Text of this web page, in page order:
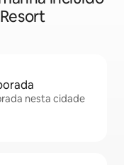
nesta cidade